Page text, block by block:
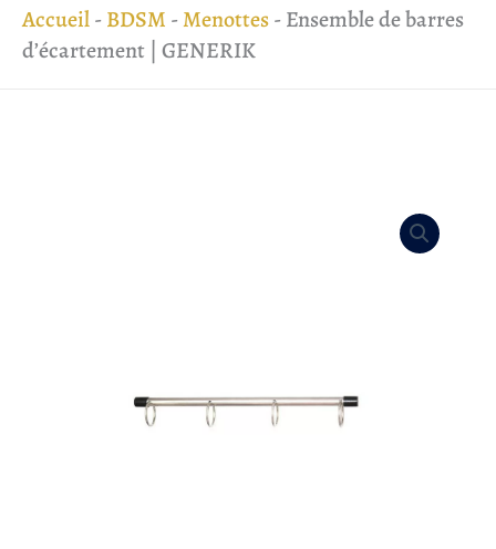
Accueil- BDSM -Menottes- Ensemble de barres
d’écartement | GENERIK